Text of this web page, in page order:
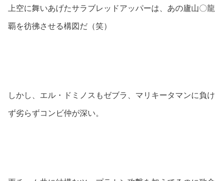
上空に舞いあげたサラブレッドアッパーは、あの廬山〇龍
覇を彷彿させる構図だ（笑）
しかし、エル・ドミノスもゼブラ、マリキータマンに負け
ず劣らずコンビ仲が深い。